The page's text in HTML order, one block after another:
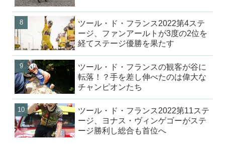
ツール・ド・フランス2022第4ステ
ージ、ファンアールトが3度の2位を
経てステージ優勝を果たす
ツール・ド・フランスの観客が谷に
転落！？手を差し伸べたのは偉大な
チャンピオンたち
ツール・ド・フランス2022第11ステ
ージ、ヨナス・ヴィンゲゴーがステ
ージ勝利し総合も首位へ